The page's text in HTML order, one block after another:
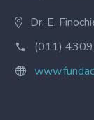
Dr. E.
(011)